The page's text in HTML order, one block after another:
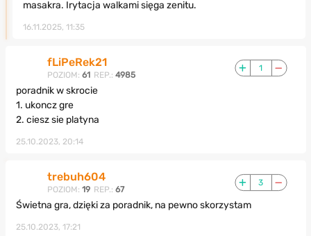
masakra. Irytacja walkami sięga zenitu.
16.11.2025, 11:35
fLiPeRek21
POZIOM: 61 REP.: 4985
1
poradnik w skrocie
1. ukoncz gre
2. ciesz sie platyna
25.10.2023, 20:14
trebuh604
POZIOM: 19 REP.: 67
3
Świetna gra, dzięki za poradnik, na pewno skorzystam
25.10.2023, 17:21